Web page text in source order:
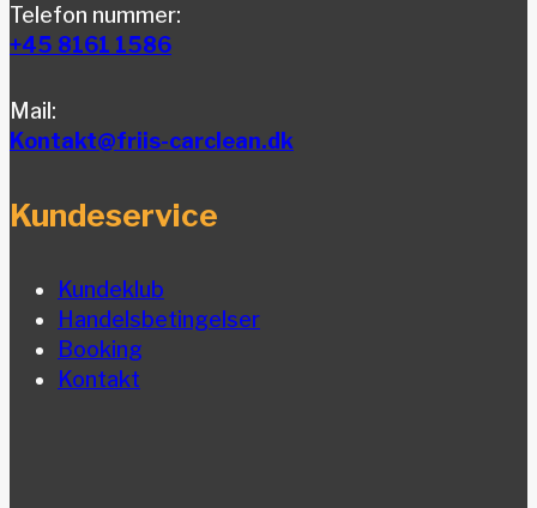
Telefon nummer:
+45 8161 1586
Mail:
Kontakt@friis-carclean.dk
Kundeservice
Kundeklub
Handelsbetingelser
Booking
Kontakt